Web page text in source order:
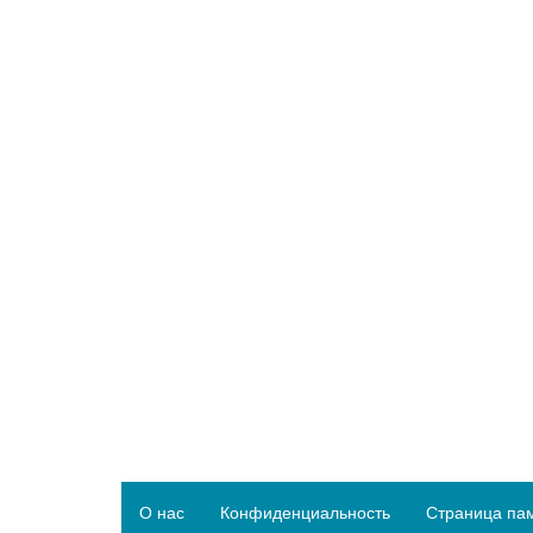
О нас Конфиденциальность Страница